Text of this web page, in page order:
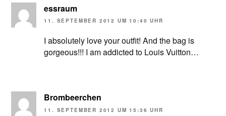
essraum
11. SEPTEMBER 2012 UM 10:40 UHR
I absolutely love your outfit! And the bag is
gorgeous!!! I am addicted to Louis Vuitton…
Brombeerchen
11. SEPTEMBER 2012 UM 15:36 UHR